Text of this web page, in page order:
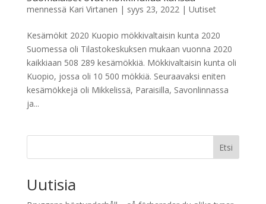
mennessä Kari Virtanen | syys 23, 2022| Uutiset
Kesämökit 2020 Kuopio mökkivaltaisin kunta 2020
Suomessa oli Tilastokeskuksen mukaan vuonna 2020
kaikkiaan 508 289 kesämökkiä. Mökkivaltaisin kunta oli
Kuopio, jossa oli 10 500 mökkiä. Seuraavaksi eniten
kesämökkejä oli Mikkelissä, Paraisilla, Savonlinnassa
ja...
Etsi
Uutisia